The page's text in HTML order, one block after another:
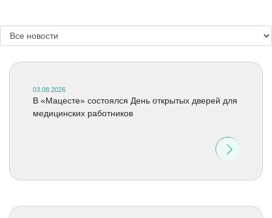
03.08.2026
В «Мацесте» состоялся День открытых дверей для
медицинских работников